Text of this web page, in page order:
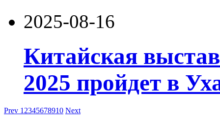
2025-08-16
Китайская
2025 пройдет в
Prev 1 2345678910 Next